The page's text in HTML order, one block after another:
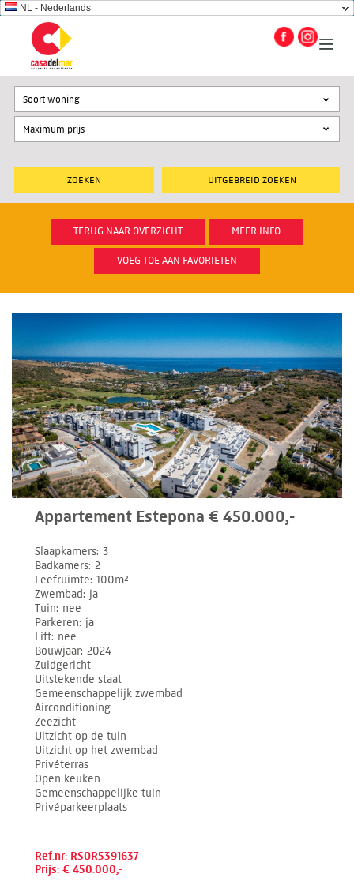
NL - Nederlands
UITGEBREID ZOEKEN
Soort woning
TERUG NAAR OVERZICHT MEER INFO
VOEG TOE AAN FAVORIETEN
Appartement Estepona € 450.000,-
Slaapkamers 3
Badkamers 2
Leefruimte 100m²
Zwembad ja
Tuin nee
Parkeren ja
Lift nee
Bouwjaar 2024
Zuidgericht
Uitstekende staat
Gemeenschappelijk zwembad
Airconditioning
Zeezicht
Uitzicht op de tuin
Uitzicht op het zwembad
Privéterras
Open keuken
Gemeenschappelijke tuin
Privéparkeerplaats
Ref.nr: RSOR5391637
Prijs: € 450.000,-